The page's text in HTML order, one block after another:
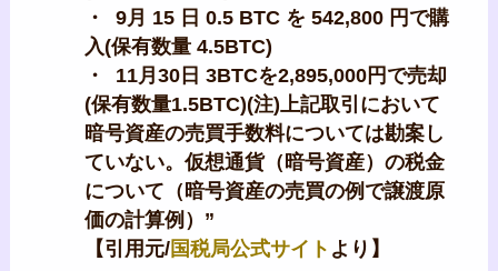
・ 9月 15 日 0.5 BTC を 542,800 円で購
入(保有数量 4.5BTC)
・ 11月30日 3BTCを2,895,000円で売却
(保有数量1.5BTC)(注)上記取引において
暗号資産の売買手数料については勘案し
ていない。仮想通貨（暗号資産）の税金
について（暗号資産の売買の例で譲渡原
価の計算例）”
【引用元/国税局公式サイト より】